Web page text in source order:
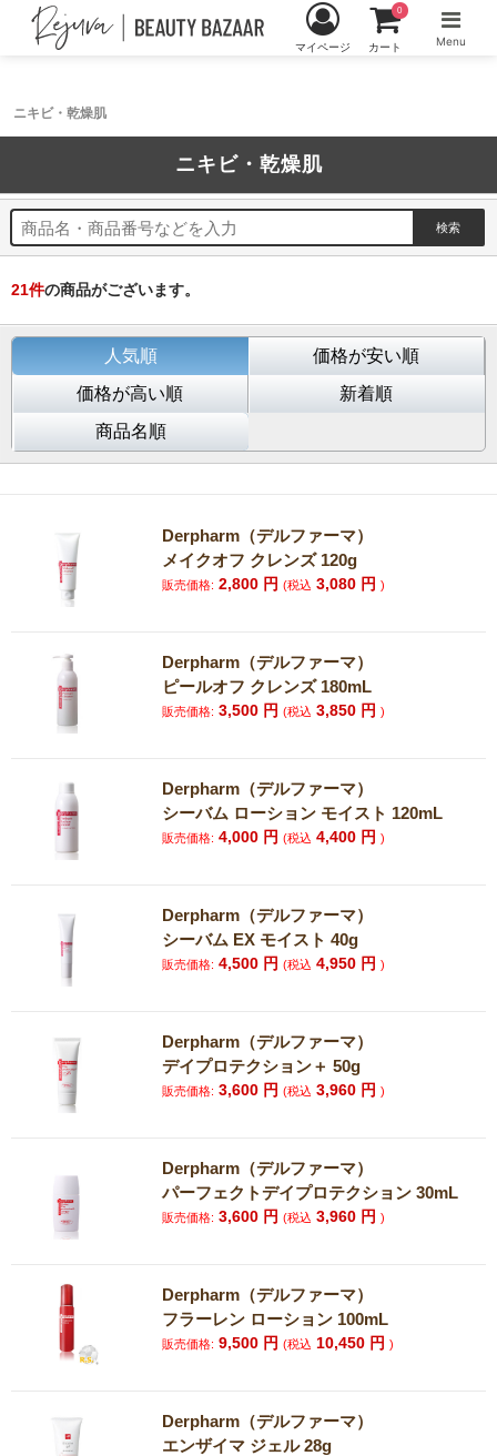
ニキビ・乾燥肌
マイページ カート
0
Menu
ニキビ・乾燥肌
21件の商品がございます。
人気順
価格が安い順
価格が高い順
新着順
商品名順
Derpharm（デルファーマ）
メイクオフ クレンズ 120g
販売価格: 2,800 円(税込 3,080 円)
Derpharm（デルファーマ）
ピールオフ クレンズ 180mL
販売価格: 3,500 円(税込 3,850 円)
Derpharm（デルファーマ）
シーバム ローション モイスト 120mL
販売価格: 4,000 円(税込 4,400 円)
Derpharm（デルファーマ）
シーバム EX モイスト 40g
販売価格: 4,500 円(税込 4,950 円)
Derpharm（デルファーマ）
デイプロテクション＋ 50g
販売価格: 3,600 円(税込 3,960 円)
Derpharm（デルファーマ）
パーフェクトデイプロテクション 30mL
販売価格: 3,600 円(税込 3,960 円)
Derpharm（デルファーマ）
フラーレン ローション 100mL
販売価格: 9,500 円(税込 10,450 円)
Derpharm（デルファーマ）
エンザイマ ジェル 28g